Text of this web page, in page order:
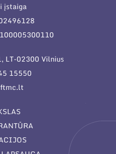
įstaiga
LT-02300 Vilnius
15550